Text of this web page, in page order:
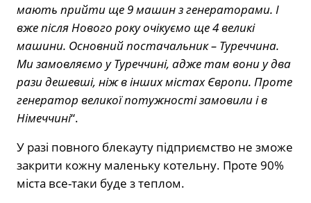
мають прийти ще 9 машин з генераторами. І
вже після Нового року очікуємо ще 4 великі
машини. Основний постачальник – Туреччина.
Ми замовляємо у Туреччині, адже там вони у два
рази дешевші, ніж в інших містах Європи. Проте
генератор великої потужності замовили і в
Німеччині“.
У разі повного блекауту підприємство не зможе
закрити кожну маленьку котельну. Проте 90%
міста все-таки буде з теплом.